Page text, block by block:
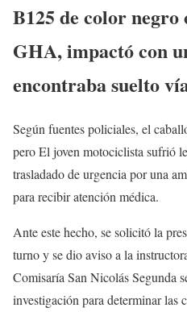
B125 de color
GHA, impactó con
encontraba suelto
Según fuentes policiales, el
pero El joven motociclista sufrió
trasladado de urgencia por una
para recibir atención médica.
Ante este hecho, se solicitó la
turno y se dio aviso a la
Comisaría San Nicolás Segunda
investigación para determinar las